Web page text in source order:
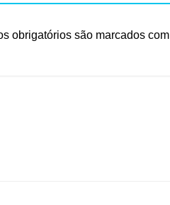
obrigatórios são marcados com